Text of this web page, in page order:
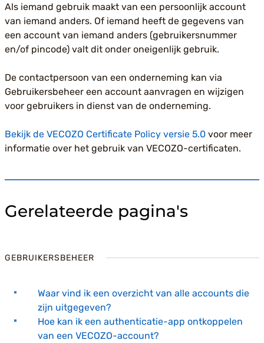
Als iemand gebruik maakt van een persoonlijk account
van iemand anders. Of iemand heeft de gegevens van
een account van iemand anders (gebruikersnummer
en/of pincode) valt dit onder oneigenlijk gebruik.
De contactpersoon van een onderneming kan via
Gebruikersbeheer een account aanvragen en wijzigen
voor gebruikers in dienst van de onderneming.
Bekijk de VECOZO Certificate Policy versie 5.0 voor meer
informatie over het gebruik van VECOZO-certificaten.
Gerelateerde pagina's
GEBRUIKERSBEHEER
Waar vind ik een overzicht van alle accounts die
zijn uitgegeven?
Hoe kan ik een authenticatie-app ontkoppelen
van een VECOZO-account?